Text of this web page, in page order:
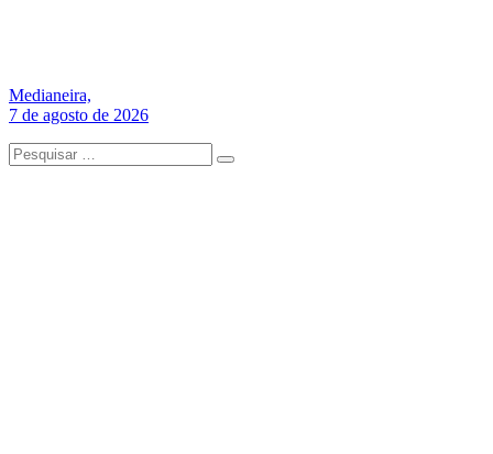
Medianeira,
7 de agosto de 2026